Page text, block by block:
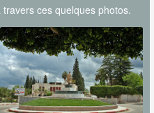
travers ces quelques photos.